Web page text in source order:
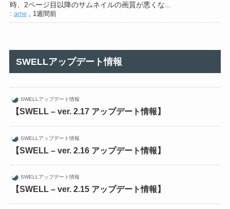
時、2ページ目以降のサムネイルの画質が悪くな...
: ame, 1週間前
SWELLアップデート情報
SWELLアップデート情報
【SWELL – ver. 2.17 アップデート情報】
SWELLアップデート情報
【SWELL – ver. 2.16 アップデート情報】
SWELLアップデート情報
【SWELL – ver. 2.15 アップデート情報】